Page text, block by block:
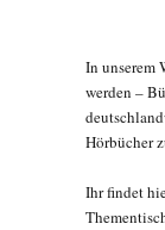
In unserem
werden –
Hörbücher
Ihr findet